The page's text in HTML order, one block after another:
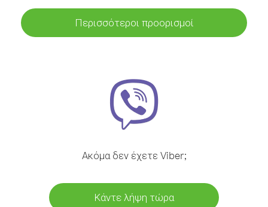
Περισσότεροι προορισμοί
Ακόμα δεν έχετε Viber;
Κάντε λήψη τώρα